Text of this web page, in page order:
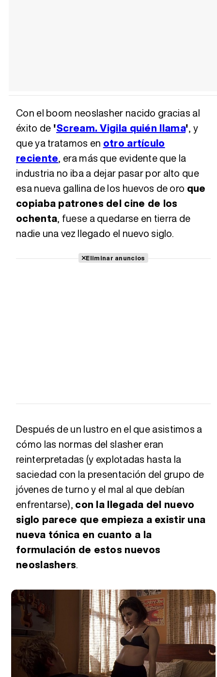
Con el boom neoslasher nacido gracias al
éxito de 'Scream. Vigila quién llama', y
que ya tratamos en otro artículo
reciente, era más que evidente que la
industria no iba a dejar pasar por alto que
esa nueva gallina de los huevos de oro que
copiaba patrones del cine de los
ochenta, fuese a quedarse en tierra de
nadie una vez llegado el nuevo siglo.
Eliminar anuncios
Después de un lustro en el que asistimos a
cómo las normas del slasher eran
reinterpretadas (y explotadas hasta la
saciedad con la presentación del grupo de
jóvenes de turno y el mal al que debían
enfrentarse), con la llegada del nuevo
siglo parece que empieza a existir una
nueva tónica en cuanto a la
formulación de estos nuevos
neoslashers.